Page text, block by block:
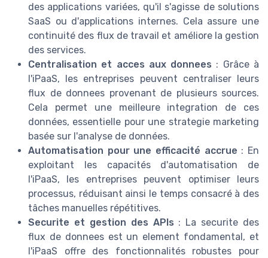
des applications variées, qu'il s'agisse de solutions
SaaS ou d'applications internes. Cela assure une
continuité des flux de travail et améliore la gestion
des services.
Centralisation et acces aux donnees : Grâce à
l'iPaaS, les entreprises peuvent centraliser leurs
flux de donnees provenant de plusieurs sources.
Cela permet une meilleure integration de ces
données, essentielle pour une strategie marketing
basée sur l'analyse de données.
Automatisation pour une efficacité accrue : En
exploitant les capacités d'automatisation de
l'iPaaS, les entreprises peuvent optimiser leurs
processus, réduisant ainsi le temps consacré à des
tâches manuelles répétitives.
Securite et gestion des APIs : La securite des
flux de donnees est un element fondamental, et
l'iPaaS offre des fonctionnalités robustes pour